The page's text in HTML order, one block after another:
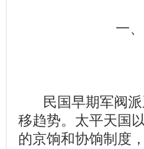
一
民国早期军阀派
移趋势。太平天国
的京饷和协饷制度